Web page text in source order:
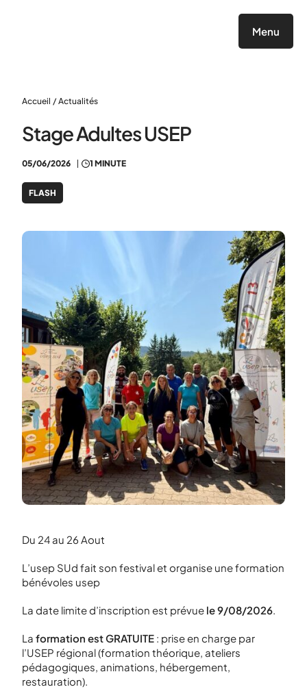
Menu
Accueil / Actualités
Stage Adultes USEP
05/06/2026 1 MINUTE
FLASH
Du 24 au 26 Aout
L’usep SUd fait son festival et organise une formation
bénévoles usep
La date limite d’inscription est prévue le 9/08/2026.
La formation est GRATUITE : prise en charge par
l’USEP régional (formation théorique, ateliers
pédagogiques, animations, hébergement,
restauration).